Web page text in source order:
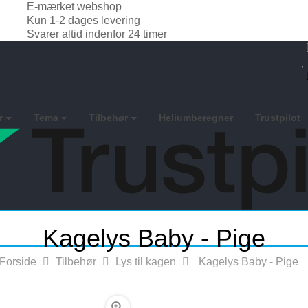
E-mærket webshop
Kun 1-2 dages levering
Svarer altid indenfor 24 timer
Tema Tilbehør Heliumberegner Trustpilot
Kagelys Baby - Pige
Forside Tilbehør Lys til kagen Kagelys Baby - Pige